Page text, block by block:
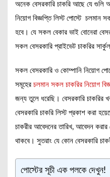
অনেক বেসরকারি চাকরি আছে যে গুলি
নিয়োগ বিজ্ঞপ্তি লিস্ট পোস্টে চলমান
হবে। যে সকল বেকার ভাই বোনেরা
সকল বেসরকারি প্রাইভেট চাকরির
সকল বেসরকারি ও কোম্পানি নিয়োগ
সমূহের চলমান সকল চাকরির নিয়োগ
জন্য তুলে ধরেছি। বেসরকারি
বেসরকারি চাকরি লিস্ট প্রকাশ করা
চাকরীর আবেদনের তারিখ, আবেদন
থাকবে। সুতরাং যে কোন বেসরকারি
পোস্টের সূচী এক পলকে দেখুন!